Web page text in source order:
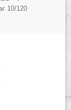
10/120